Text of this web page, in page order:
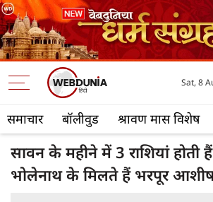
समाचार बॉलीवुड श्रावण मास विशेष
Sat, 8
सावन के महीने में 3 राशियां होती
भोलेनाथ के मिलते हैं भरपूर